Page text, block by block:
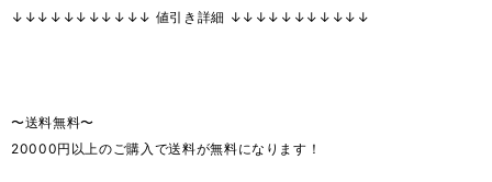
↓↓↓↓↓↓↓↓↓↓↓ 値引き詳細 ↓↓↓↓↓↓↓↓↓↓↓
〜送料無料〜
20000円以上のご購入で送料が無料になります！